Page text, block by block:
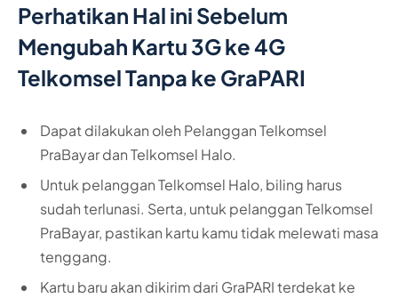
Perhatikan Hal ini Sebelum
Mengubah Kartu 3G ke 4G
Telkomsel Tanpa ke GraPARI
Dapat dilakukan oleh Pelanggan Telkomsel
PraBayar dan Telkomsel Halo.
Untuk pelanggan Telkomsel Halo, biling harus
sudah terlunasi. Serta, untuk pelanggan Telkomsel
PraBayar, pastikan kartu kamu tidak melewati masa
tenggang.
Kartu baru akan dikirim dari GraPARI terdekat ke